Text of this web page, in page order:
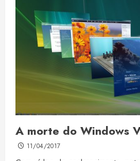
A morte do Windows
11/04/2017